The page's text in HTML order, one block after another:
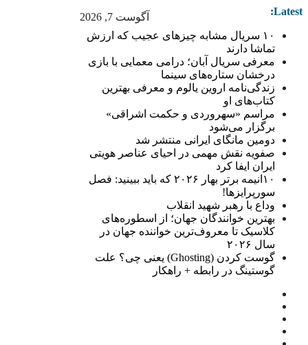
آگوست 7, 2026 Latest:
۱۰ سریال مشابه چیزهای عجیب که ارزش
تماشا دارند
معرفی سریال آبان؛ درامی معمایی با بازی
درخشان ستاره‌های سینما
زندگی‌نامه اروین یالوم و معرفی بهترین
کتاب‌های او
مراسم «سهروردی و حکمت اشراقی»
برگزار می‌شود
دومین مانگای ایرانی منتشر شد
صفویه نقش مهمی در احیای عناصر هویتی
ایران ایفا کرد
۱۰انیمه برتر بهار ۲۰۲۶ که باید ببینید: فصل
سورپرایزها!
وداع با رهبر شهید انقلاب
بهترین خوانندگان جهان؛ از اسطوره‌های
کلاسیک تا معروف‌ترین خواننده جهان در
سال ۲۰۲۶
گوست کردن (Ghosting) یعنی چی؟ علت
گوستینگ در رابطه + راهکار